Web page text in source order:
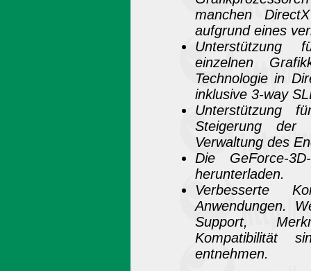
manchen
aufgrund eines
Unterstützung
einzelnen
Technologie in
inklusive 3-way
Unterstützung
Steigerung der
Verwaltung des
Die GeForce-
herunterladen.
Verbesserte
Anwendungen.
Support,
Kompatibilität
entnehmen.